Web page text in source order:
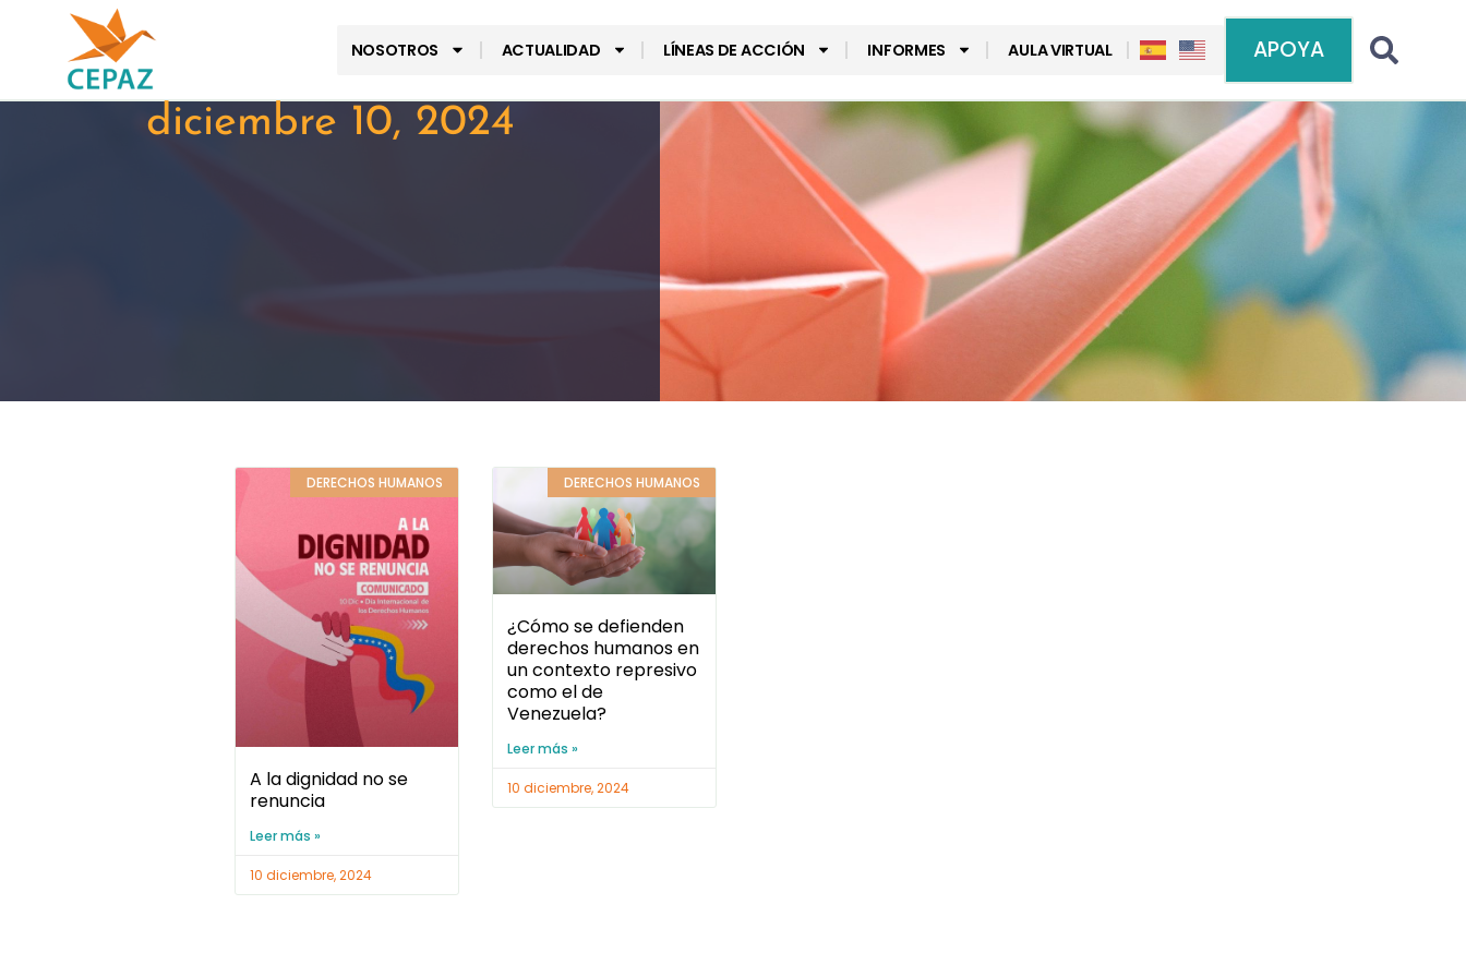
NOSOTROS ACTUALIDAD LÍNEAS DE ACCIÓN INFORMES AULA VIRTUAL APOYA
diciembre 10, 2024
DERECHOS HUMANOS
A la dignidad no se
renuncia
Leer más »
10 diciembre, 2024
DERECHOS HUMANOS
¿Cómo se defienden
derechos humanos en
un contexto represivo
como el de
Venezuela?
Leer más »
10 diciembre, 2024